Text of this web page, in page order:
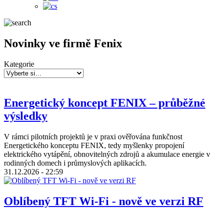
Novinky ve firmě Fenix
Kategorie
Energetický koncept FENIX – průběžné
výsledky
V rámci pilotních projektů je v praxi ověřována funkčnost
Energetického konceptu FENIX, tedy myšlenky propojení
elektrického vytápění, obnovitelných zdrojů a akumulace energie v
rodinných domech i průmyslových aplikacích.
31.12.2026 - 22:59
Oblíbený TFT Wi-Fi - nově ve verzi RF